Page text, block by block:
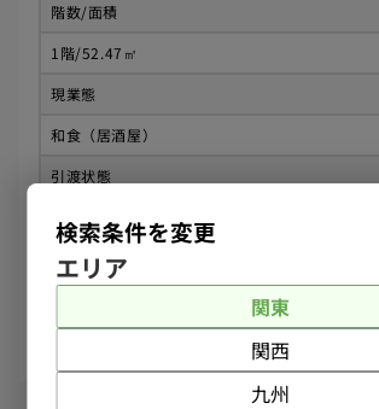
階数/面積
1階/52.47㎡
現業態
和食（居酒屋）
引渡状態
所在地
検索条件を変更
エリア
関東
関西
九州